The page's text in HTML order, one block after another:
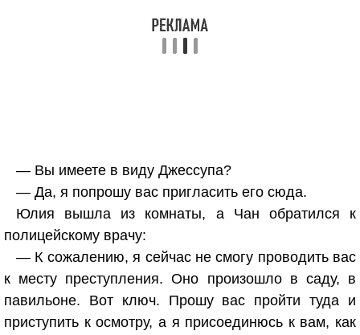
— Вы имеете в виду Джессупа?
— Да, я попрошу вас пригласить его сюда.
Юлия вышла из комнаты, а Чан обратился к
полицейскому врачу:
— К сожалению, я сейчас не смогу проводить вас
к месту преступления. Оно произошло в саду, в
павильоне. Вот ключ. Прошу вас пройти туда и
приступить к осмотру, а я присоединюсь к вам, как